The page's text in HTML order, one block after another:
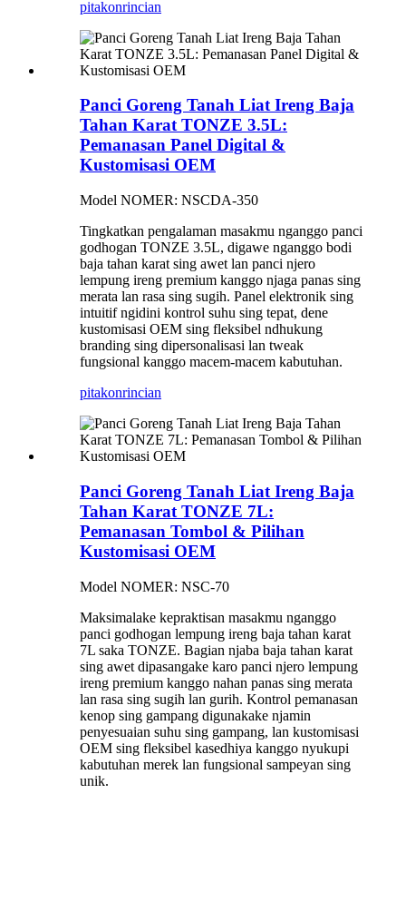
pitakonrincian
Panci Goreng Tanah Liat Ireng Baja
Tahan Karat TONZE 3.5L:
Pemanasan Panel Digital &
Kustomisasi OEM
Model NOMER: NSCDA-350
Tingkatkan pengalaman masakmu nganggo panci
godhogan TONZE 3.5L, digawe nganggo bodi
baja tahan karat sing awet lan panci njero
lempung ireng premium kanggo njaga panas sing
merata lan rasa sing sugih. Panel elektronik sing
intuitif ngidini kontrol suhu sing tepat, dene
kustomisasi OEM sing fleksibel ndhukung
branding sing dipersonalisasi lan tweak
fungsional kanggo macem-macem kabutuhan.
pitakonrincian
Panci Goreng Tanah Liat Ireng Baja
Tahan Karat TONZE 7L:
Pemanasan Tombol & Pilihan
Kustomisasi OEM
Model NOMER: NSC-70
Maksimalake kepraktisan masakmu nganggo
panci godhogan lempung ireng baja tahan karat
7L saka TONZE. Bagian njaba baja tahan karat
sing awet dipasangake karo panci njero lempung
ireng premium kanggo nahan panas sing merata
lan rasa sing sugih lan gurih. Kontrol pemanasan
kenop sing gampang digunakake njamin
penyesuaian suhu sing gampang, lan kustomisasi
OEM sing fleksibel kasedhiya kanggo nyukupi
kabutuhan merek lan fungsional sampeyan sing
unik.